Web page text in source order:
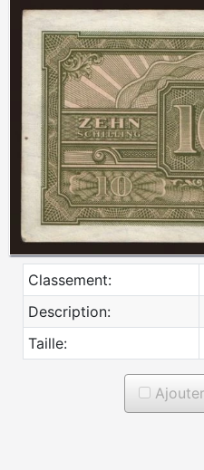
Classement:
Description:
Taille: